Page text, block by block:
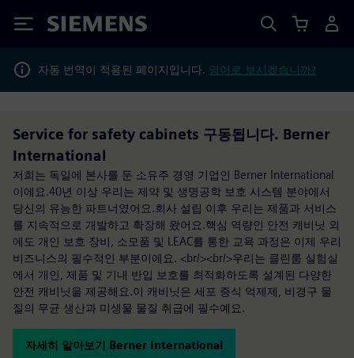
Siemens
자동 번역이 적용된 페이지입니다. 영어로 보시겠습니까?
Service for safety cabinets 구동됩니다. Berner
International
저희는 독일에 본사를 둔 소유주 경영 기업인 Berner International
이에요.40년 이상 우리는 제약 및 생명공학 보호 시스템 분야에서
당신의 유능한 파트너였어요.회사 설립 이후 우리는 제품과 서비스
를 지속적으로 개발하고 확장해 왔어요.핵심 역량인 안전 캐비닛 외
에도 개인 보호 장비, 소모품 및 LEAC를 통한 교육 과정은 이제 우리
비즈니스의 필수적인 부분이에요. <br/><br/>우리는 클린룸 실험실
에서 개인, 제품 및 기내 반입 보호를 최적화하도록 설계된 다양한
안전 캐비닛을 제공해요.이 캐비닛은 세포 증식 억제제, 비경구 물
질의 무균 생산과 미생물 물질 취급에 필수예요.
자세히 알아보기 Berner International